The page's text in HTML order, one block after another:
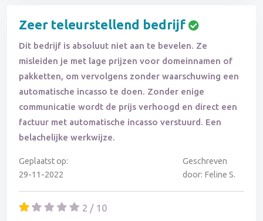
Zeer teleurstellend bedrijf
Dit bedrijf is absoluut niet aan te bevelen. Ze
misleiden je met lage prijzen voor domeinnamen of
pakketten, om vervolgens zonder waarschuwing een
automatische incasso te doen. Zonder enige
communicatie wordt de prijs verhoogd en direct een
factuur met automatische incasso verstuurd. Een
belachelijke werkwijze.
Geplaatst op:
29-11-2022
Geschreven
door: Feline S.
2 / 10